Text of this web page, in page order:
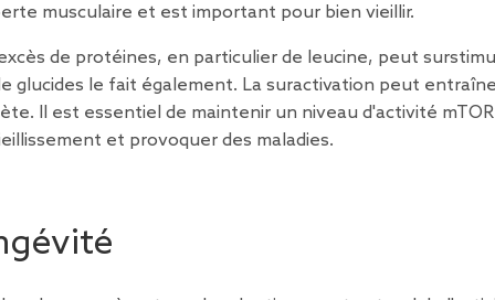
musculaire et est important pour bien vieillir.
de protéines, en particulier de leucine, peut
glucides le fait également. La suractivation peut
Il est essentiel de maintenir un niveau d'activité mTOR
et provoquer des maladies.